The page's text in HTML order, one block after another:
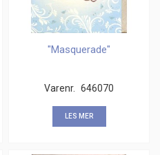
"Masquerade"
Varenr. 646070
LES MER